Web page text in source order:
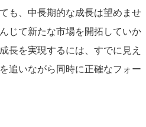
も、中長期的な成長は望めませ
じて新たな市場を開拓していか
長を実現するには、すでに見え
追いながら同時に正確なフォー